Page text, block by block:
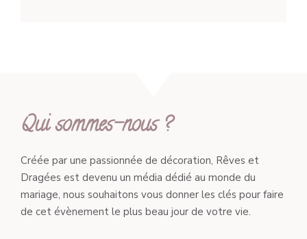
Qui sommes-nous ?
Créée par une passionnée de décoration, Rêves et
Dragées est devenu un média dédié au monde du
mariage, nous souhaitons vous donner les clés pour faire
de cet évènement le plus beau jour de votre vie.